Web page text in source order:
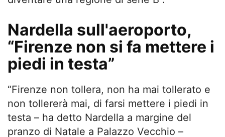
Nardella sull'aeroporto,
“Firenze non si fa mettere i
piedi in testa”
“Firenze non tollera, non ha mai tollerato e
non tollererà mai, di farsi mettere i piedi in
testa – ha detto Nardella a margine del
pranzo di Natale a Palazzo Vecchio –